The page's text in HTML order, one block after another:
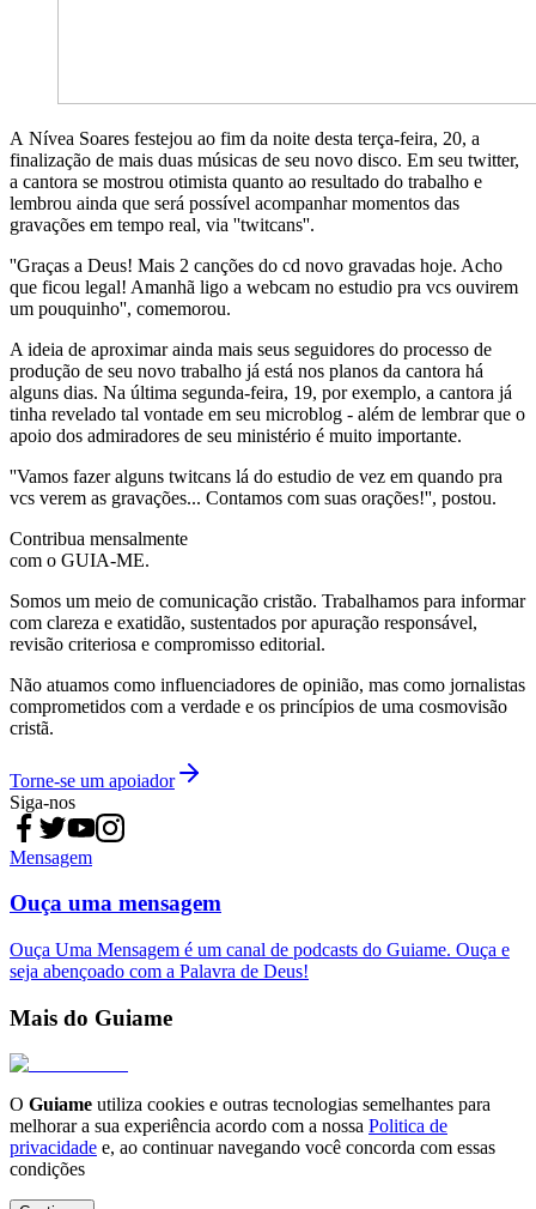
A Nívea Soares festejou ao fim da noite desta terça-feira, 20, a
finalização de mais duas músicas de seu novo disco. Em seu twitter,
a cantora se mostrou otimista quanto ao resultado do trabalho e
lembrou ainda que será possível acompanhar momentos das
gravações em tempo real, via ''twitcans''.
''Graças a Deus! Mais 2 canções do cd novo gravadas hoje. Acho
que ficou legal! Amanhã ligo a webcam no estudio pra vcs ouvirem
um pouquinho'', comemorou.
A ideia de aproximar ainda mais seus seguidores do processo de
produção de seu novo trabalho já está nos planos da cantora há
alguns dias. Na última segunda-feira, 19, por exemplo, a cantora já
tinha revelado tal vontade em seu microblog - além de lembrar que o
apoio dos admiradores de seu ministério é muito importante.
''Vamos fazer alguns twitcans lá do estudio de vez em quando pra
vcs verem as gravações... Contamos com suas orações!'', postou.
Contribua mensalmente
com o GUIA-ME.
Somos um meio de comunicação cristão. Trabalhamos para informar
com clareza e exatidão, sustentados por apuração responsável,
revisão criteriosa e compromisso editorial.
Não atuamos como influenciadores de opinião, mas como jornalistas
comprometidos com a verdade e os princípios de uma cosmovisão
cristã.
Torne-se um apoiador
Siga-nos
Mensagem
Ouça uma mensagem
Ouça Uma Mensagem é um canal de podcasts do Guiame. Ouça e
seja abençoado com a Palavra de Deus!
Mais do Guiame
O Guiame utiliza cookies e outras tecnologias semelhantes para
melhorar a sua experiência acordo com a nossa Politica de
privacidade e, ao continuar navegando você concorda com essas
condições